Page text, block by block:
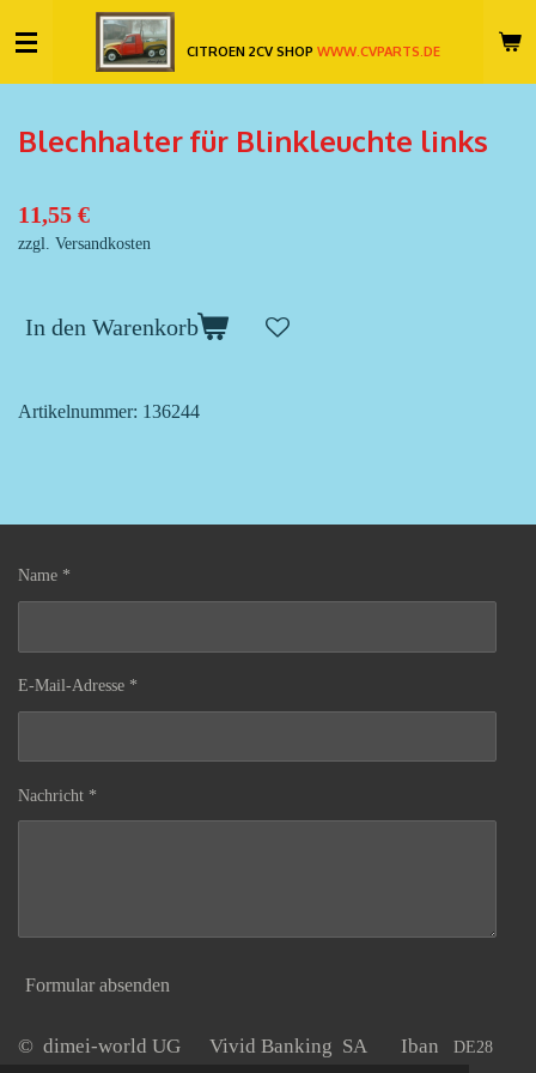
Hauptinhalt
springen
CITROEN 2CV SHOPWWW.CVPARTS.DE
Blechhalter für Blinkleuchte links
11,55 €
zzgl. Versandkosten
In den Warenkorb
Artikelnummer: 136244
Name *
E-Mail-Adresse *
Nachricht *
Formular absenden
© dimei-world UG Vivid Banking SA Iban
DE28